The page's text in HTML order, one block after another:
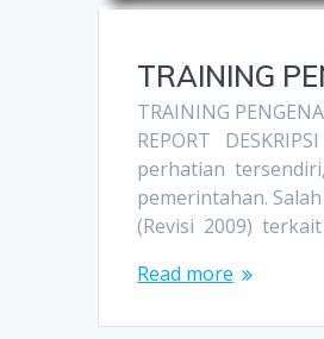
TRAINING
TRAINING
REPORT
perhatian
pemerintahan.
(Revisi 2009)
Read more